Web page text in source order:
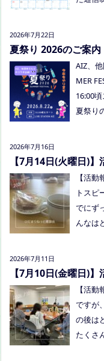
でお知
まつ
ただき
円、
談会(北
つむぎ
画！夏
頃 場
内容：
交流夏
2026年7月22日
夏祭り 2026のご案内
AIZ、
MER
16:00
夏祭り
2026年7月16日
【7月14日(火曜日)
参加しました
【活
トスピ
でにず
んなは
2026年7月11日
【7月10日(金曜日)
【活
ですが
の後は
たくさ